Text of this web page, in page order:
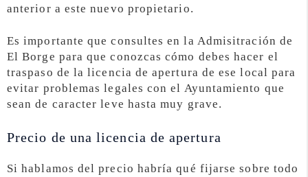
anterior a este nuevo propietario.
Es importante que consultes en la Admisitración de
El Borge para que conozcas cómo debes hacer el
traspaso de la licencia de apertura de ese local para
evitar problemas legales con el Ayuntamiento que
sean de caracter leve hasta muy grave.
Precio de una licencia de apertura
Si hablamos del precio habría qué fijarse sobre todo